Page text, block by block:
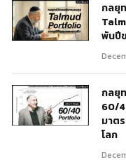
กลยุ
พันปี
กลยุ
60/
มาต
โลก